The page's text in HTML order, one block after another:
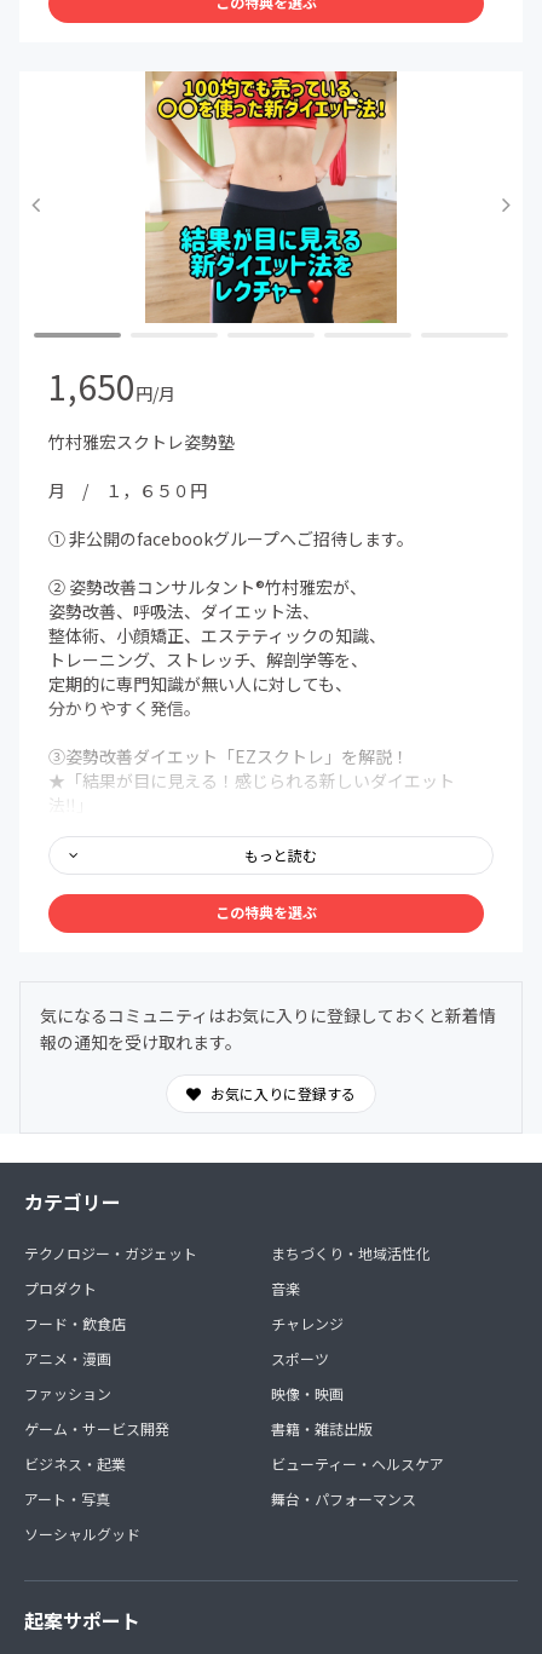
姿勢改善、呼吸法、ダイエット法、
専門知識が無い人に対しても、分かりやすく発信。
④姿勢改善ダイエット「EZスクトレ」を解説！
★「結果が目に見える！感じられる新しいダイエット
★「EZスクトレ８リング」を使えば、更に効果絶大！
NEW体幹トレーニング easy squeeze trainingを、解説
し拡散していきます。
※拡散プロジェクト活動報告も随時更新。
⑤勉強会＆オフ会のご案内
※日時、場所は未定です。オンラインサロン内で発表
本文からご確認ください
【決済について】
ドとキャリア決済のみになります。
おりません。
使用可能なクレジットカードは下記のみです。また、残り
有効期限が100日以上のクレジットカードに限らせていた
だきます。
VISA/MasterCard/JCB/Diners Club/American Express
ご使用可能なキャリア決済は下記のみです。
○ソフトバンクまとめて支払い
○ワイモバイルまとめて支払い
・領収書の発行はできません。予めご承知おき下さい。
1,650円/月
竹村雅宏スクトレ姿勢塾
月 / １，６５０円
① 非公開のfacebookグループへご招待します。
② 姿勢改善コンサルタント®竹村雅宏が、
姿勢改善、呼吸法、ダイエット法、
整体術、小顔矯正、エステティックの知識、
トレーニング、ストレッチ、解剖学等を、
定期的に専門知識が無い人に対しても、
分かりやすく発信。
③姿勢改善ダイエット「EZスクトレ」を解説！
★「結果が目に見える！感じられる新しいダイエット
法‼」
NEW体幹トレーニング easy squeeze trainingを、解説
し拡散していきます。
※拡散プロジェクト活動報告も随時していきます。
【入会条件・注意事項】
本文にて、ご確認ください。
【決済について】
CAMPFIREコミュニティの月々のご支援はクレジットカー
ドとキャリア決済のみになります。
※コンビニ払い・銀行振込（Pay-easy払い）には対応して
おりません。
使用可能なクレジットカードは下記のみです。また、残り
有効期限が100日以上のクレジットカードに限らせていた
だきます。
VISA/MasterCard/JCB/Diners Club/American Express
ご使用可能なキャリア決済は下記のみです。
○ソフトバンクまとめて支払い
○ワイモバイルまとめて支払い
・領収書の発行はできません。予めご承知おき下さい。
もっと読む
この特典を選ぶ
気になるコミュニティはお気に入りに登録しておくと新着情
報の通知を受け取れます。
お気に入りに登録する
カテゴリー
テクノロジー・ガジェット
プロダクト
フード・飲食店
アニメ・漫画
ファッション
ゲーム・サービス開発
ビジネス・起業
アート・写真
ソーシャルグッド
まちづくり・地域活性化
音楽
チャレンジ
スポーツ
映像・映画
書籍・雑誌出版
ビューティー・ヘルスケア
舞台・パフォーマンス
起案サポート